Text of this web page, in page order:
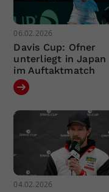
06.02.2026
Davis Cup: Ofner
unterliegt in Japan
im Auftaktmatch
04.02.2026